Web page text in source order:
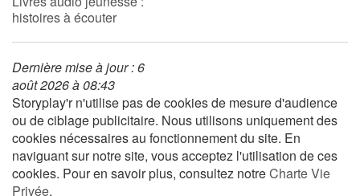
histoires à écouter
Dernière mise à jour : 6
août 2026 à 08:43
Storyplay'r n'utilise pas de cookies de mesure d'audience
ou de ciblage publicitaire. Nous utilisons uniquement des
cookies nécessaires au fonctionnement du site. En
naviguant sur notre site, vous acceptez l'utilisation de ces
cookies. Pour en savoir plus, consultez notreCharte Vie
Privée.